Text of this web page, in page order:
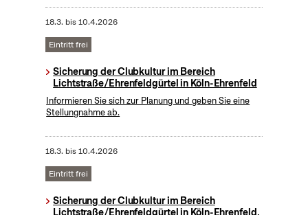
18.3. bis10.4.2026
Eintritt frei
Sicherung der Clubkultur im Bereich
Lichtstraße/Ehrenfeldgürtel in Köln-Ehrenfeld
Informieren Sie sich zur Planung und geben Sie eine
Stellungnahme ab.
18.3. bis10.4.2026
Eintritt frei
Sicherung der Clubkultur im Bereich
Lichtstraße/Ehrenfeldgürtel in Köln-Ehrenfeld,